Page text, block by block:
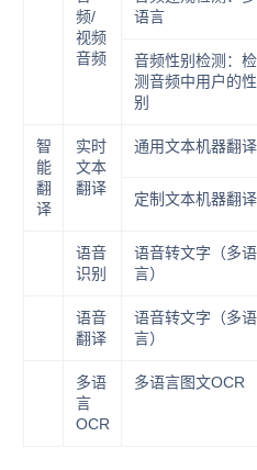
频/
视频
音频
语言
音频性别检测：检
测音频中用户的性
别
智
能
翻
译
实时
文本
翻译
通用文本机器翻译
定制文本机器翻译
语音
识别
语音转文字（多语
言）
语音
翻译
语音转文字（多语
言）
多语
言
OCR
多语言图文OCR